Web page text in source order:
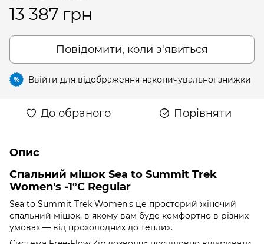
13 387 грн
Повідомити, коли з'явиться
% Ввійти для відображення накопичувальної знижки
До обраного Порівняти
Опис
Спальний мішок Sea to Summit Trek
Women's -1°C Regular
Sea to Summit Trek Women's це просторий жіночий
спальний мішок, в якому вам буде комфортно в різних
умовах — від прохолодних до теплих.